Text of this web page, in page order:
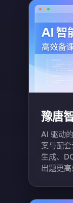
豫唐
AI 驱动
案与配
生成、
出题更高